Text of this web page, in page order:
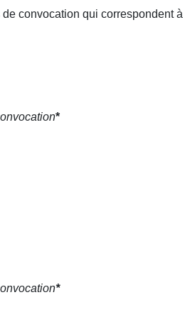
convocation qui correspondent à
*
*